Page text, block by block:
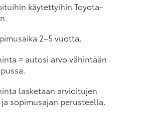
käytettyihin Toyota-
2–5 vuotta.
= autosi arvo vähintään
lasketaan arvioitujen
sopimusajan perusteella.